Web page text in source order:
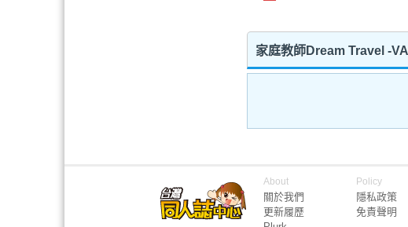
家庭教師Dream Travel -
About
關於我們
更新履歷
Policy
隱私政策
免責聲明